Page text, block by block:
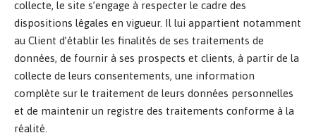
collecte, le site s’engage à respecter le cadre des
dispositions légales en vigueur. Il lui appartient notamment
au Client d’établir les finalités de ses traitements de
données, de fournir à ses prospects et clients, à partir de la
collecte de leurs consentements, une information
complète sur le traitement de leurs données personnelles
et de maintenir un registre des traitements conforme à la
réalité.